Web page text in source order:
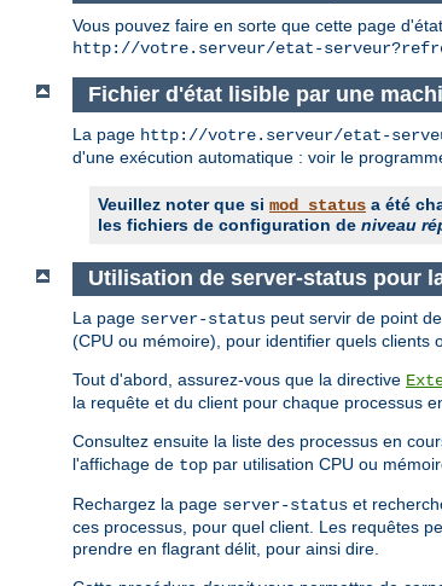
Vous pouvez faire en sorte que cette page
http://votre.serveur/etat-
Fichier d'état lisible par une
La page http://votre.serveur/etat-
d'une exécution automatique : voir le
Veuillez noter que si mod_status a été
les fichiers de configuration de niveau
Utilisation de server-status pour
La page server-status peut servir de point
(CPU ou mémoire), pour identifier quels clients
Tout d'abord, assurez-vous que la directive
la requête et du client pour chaque processus
Consultez ensuite la liste des processus en
l'affichage de top par utilisation CPU ou
Rechargez la page server-status et
ces processus, pour quel client. Les requêtes
prendre en flagrant délit, pour ainsi dire.